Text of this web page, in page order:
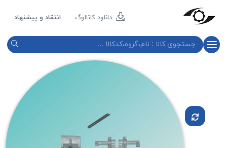
دانلود کاتالوگ انتقاد و پیشنهاد